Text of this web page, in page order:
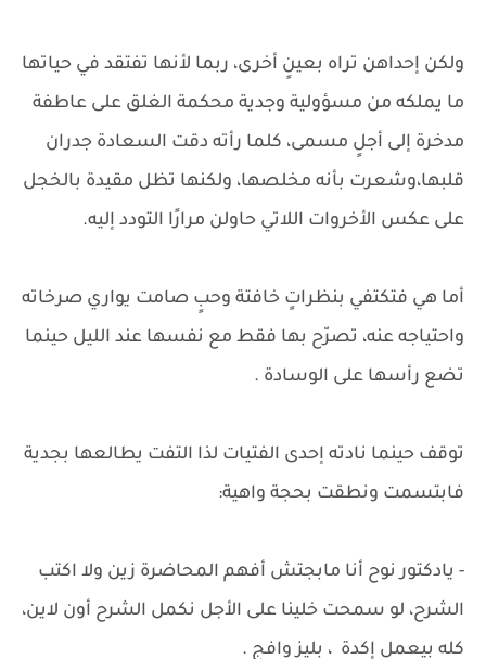
ولكن إحداهن تراه بعينٍ أخرى، ربما لأنها تفتقد في حياتها
ما يملكه من مسؤولية وجدية محكمة الغلق على عاطفة
مدخرة إلى أجلٍ مسمى، كلما رأته دقت السعادة جدران
قلبها،وشعرت بأنه مخلصها، ولكنها تظل مقيدة بالخجل
على عكس الأخروات اللاتي حاولن مرارًا التودد إليه.
أما هي فتكتفي بنظراتٍ خافتة وحبٍ صامت يواري صرخاته
واحتياجه عنه، تصرّح بها فقط مع نفسها عند الليل حينما
تضع رأسها على الوسادة .
توقف حينما نادته إحدى الفتيات لذا التفت يطالعها بجدية
فابتسمت ونطقت بحجة واهية:
- يادكتور نوح أنا مابجتش أفهم المحاضرة زين ولا اكتب
الشرح، لو سمحت خلينا على الأجل نكمل الشرح أون لاين،
كله بيعمل إكدة ، بليز وافج .